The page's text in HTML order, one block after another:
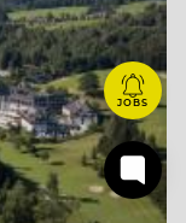
JOBS